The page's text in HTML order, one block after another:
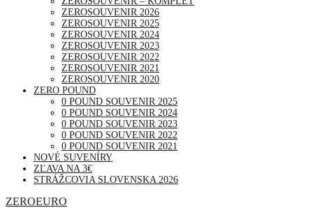
ZEROSOUVENIR 2026
ZEROSOUVENIR 2025
ZEROSOUVENIR 2024
ZEROSOUVENIR 2023
ZEROSOUVENIR 2022
ZEROSOUVENIR 2021
ZEROSOUVENIR 2020
ZERO POUND
0 POUND SOUVENIR 2025
0 POUND SOUVENIR 2024
0 POUND SOUVENIR 2023
0 POUND SOUVENIR 2022
0 POUND SOUVENIR 2021
NOVÉ SUVENÍRY
ZĽAVA NA 3€
STRÁŽCOVIA SLOVENSKA 2026
ZEROEURO